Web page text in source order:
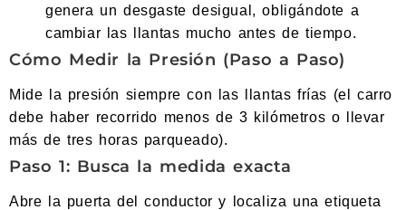
genera un desgaste desigual, obligándote a
cambiar las llantas mucho antes de tiempo.
Cómo Medir la Presión (Paso a Paso)
Mide la presión siempre con las llantas frías (el carro
debe haber recorrido menos de 3 kilómetros o llevar
más de tres horas parqueado).
Paso 1: Busca la medida exacta
Abre la puerta del conductor y localiza una etiqueta